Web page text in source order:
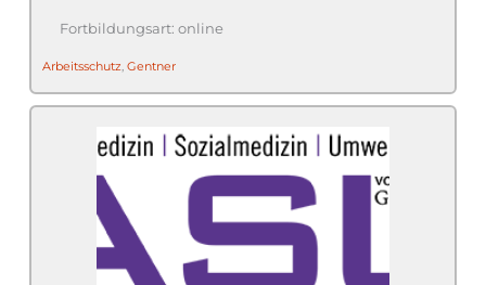
online
Arbeitsschutz, Gentner